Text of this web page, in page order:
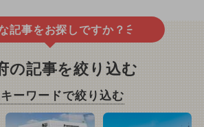
記事をお探しですか？
の記事を絞り込む
ーワードで絞り込む